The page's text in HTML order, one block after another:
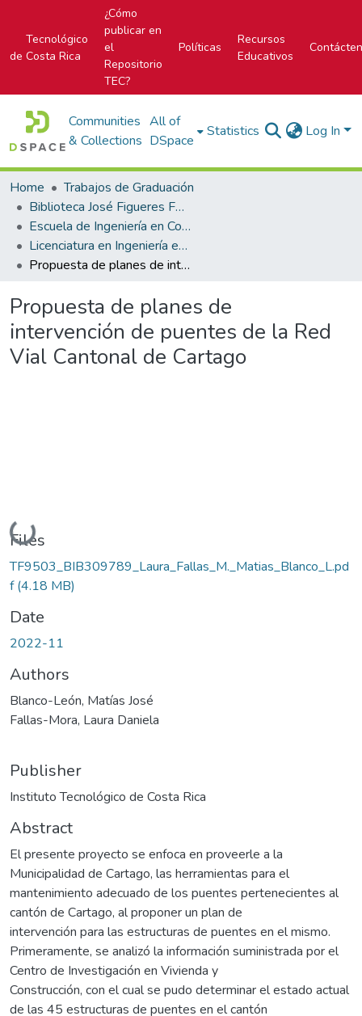
Tecnológico
de Costa Rica
¿Cómo
publicar en
el
Repositorio
TEC?
Políticas
Recursos
Educativos
Communities
& Collections
All of
DSpace
Statistics Log In
Home
Trabajos de Graduación
Biblioteca José Figueres Ferrer
Escuela de Ingeniería en Construcción
Licenciatura en Ingeniería en Construcción
Propuesta de planes de intervención de puentes de la Red Vial Cantonal de Cartago
Propuesta de planes de
intervención de puentes de la Red
Vial Cantonal de Cartago
Loading...
Files
TF9503_BIB309789_Laura_Fallas_M._Matias_Blanco_L.pd
f(4.18 MB)
Date
2022-11
Authors
Blanco-León, Matías José
Fallas-Mora, Laura Daniela
Publisher
Instituto Tecnológico de Costa Rica
Abstract
El presente proyecto se enfoca en proveerle a la
Municipalidad de Cartago, las herramientas para el
mantenimiento adecuado de los puentes pertenecientes al
cantón de Cartago, al proponer un plan de
intervención para las estructuras de puentes en el mismo.
Primeramente, se analizó la información suministrada por el
Centro de Investigación en Vivienda y
Construcción, con el cual se pudo determinar el estado actual
de las 45 estructuras de puentes en el cantón